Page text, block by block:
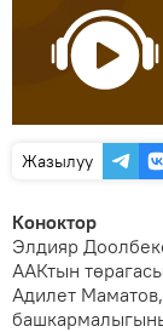
Жазылуу
Коноктор
Элдияр
ААКтын төрагасы
Адилет